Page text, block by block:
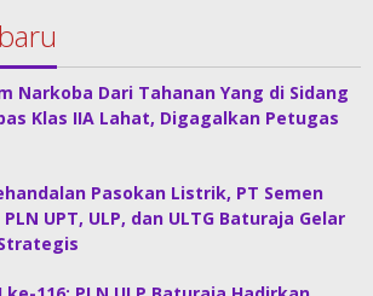
Narkoba Dari Tahanan Yang di Sidang
Klas IIA Lahat, Digagalkan Petugas
Pasokan Listrik, PT Semen
UPT, ULP, dan ULTG Baturaja Gelar